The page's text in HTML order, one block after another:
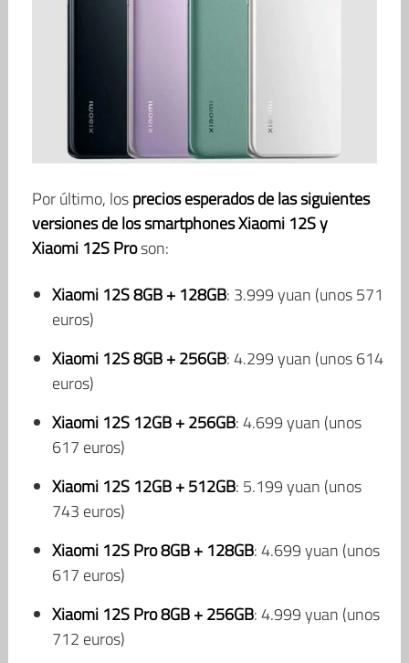
Por último, losprecios esperados de las siguientes
versiones de los smartphones Xiaomi 12S y
Xiaomi 12S Proson:
Xiaomi 12S8GB + 128GB: 3.999 yuan (unos 571
euros)
Xiaomi 12S 8GB + 256GB: 4.299 yuan (unos 614
euros)
Xiaomi 12S 12GB + 256GB: 4.699 yuan (unos
617 euros)
Xiaomi 12S 12GB + 512GB: 5.199 yuan (unos
743 euros)
Xiaomi 12S Pro 8GB + 128GB: 4.699 yuan (unos
617 euros)
Xiaomi 12S Pro 8GB + 256GB: 4.999 yuan (unos
712 euros)